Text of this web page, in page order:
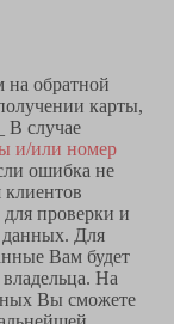
обратной
карты,
В случае
и/или номер
ошибка не
клиентов
для проверки и
данных. Для
Вам будет
На
Вы сможете